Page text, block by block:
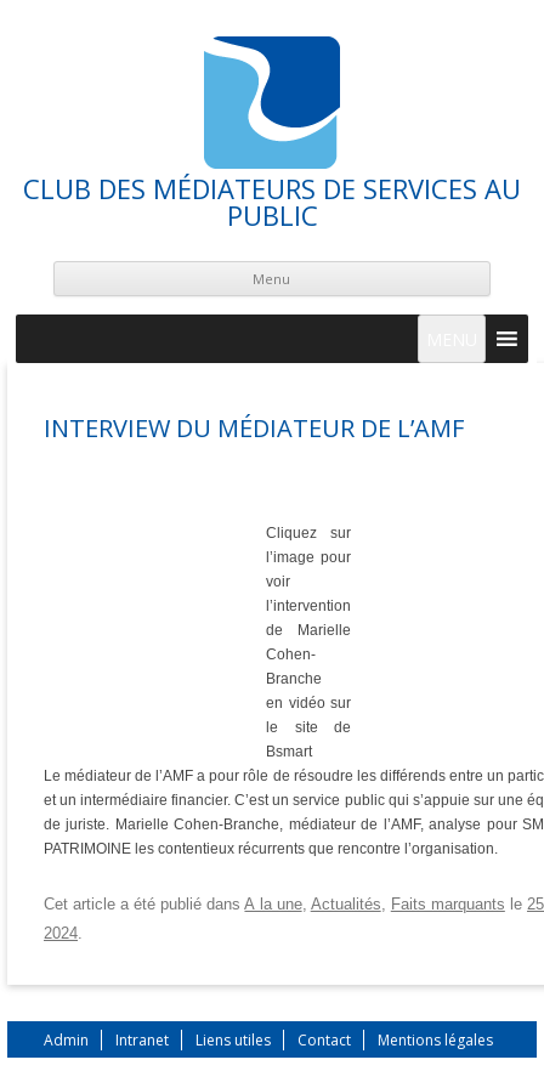
CLUB DES MÉDIATEURS DE SERVICES AU
PUBLIC
Menu
INTERVIEW DU MÉDIATEUR DE L’AMF
Cliquez sur
l’image pour
voir
l’intervention
de Marielle
Cohen-
Branche
en vidéo sur
le site de
Bsmart
Le médiateur de l’AMF a pour rôle de résoudre les différends entre un
et un intermédiaire financier. C’est un service public qui s’appuie sur une
de juriste. Marielle Cohen-Branche, médiateur de l’AMF, analyse pour
PATRIMOINE les contentieux récurrents que rencontre l’organisation.
Cet article a été publié dansA la une, Actualités, Faits marquants le
2024.
Admin Intranet Liens utiles Contact Mentions légales